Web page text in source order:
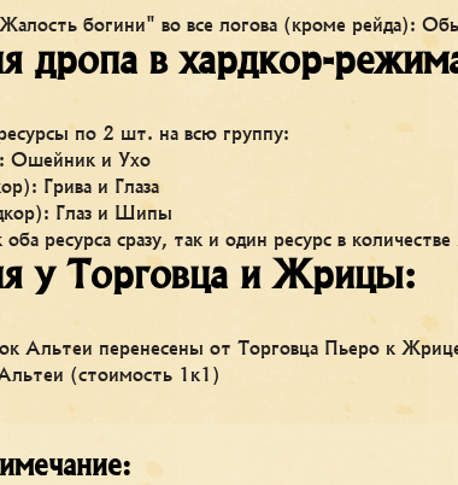
богини" во все логова (кроме
дропа в хардкор-
по 2 шт. на всю группу:
Ошейник и Ухо
Грива и Глаза
Глаз и Шипы
ресурса сразу, так и один ресурс в
у Торговца и Жрицы:
Альтеи перенесены от Торговца Пьеро к
(стоимость 1к1)